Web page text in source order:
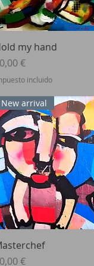
Vista rápida
my hand
€
incluido
Vista rápida
New arrival
€